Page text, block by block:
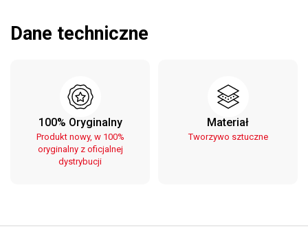
Dane techniczne
100% Oryginalny
Produkt nowy, w 100%
oryginalny z oficjalnej
dystrybucji
Materiał
Tworzywo sztuczne